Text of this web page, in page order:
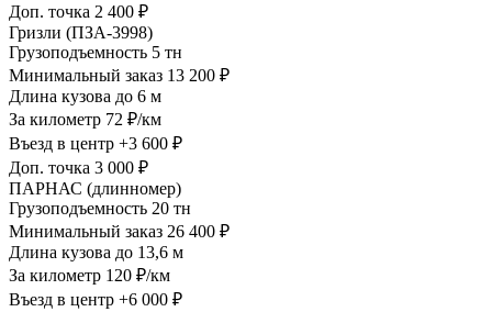
Доп. точка 2 400 ₽
Гризли (ПЗА-3998)
Грузоподъемность 5 тн
Минимальный заказ 13 200 ₽
Длина кузова до 6 м
За километр 72 ₽/км
Въезд в центр +3 600 ₽
Доп. точка 3 000 ₽
ПАРНАС (длинномер)
Грузоподъемность 20 тн
Минимальный заказ 26 400 ₽
Длина кузова до 13,6 м
За километр 120 ₽/км
Въезд в центр +6 000 ₽